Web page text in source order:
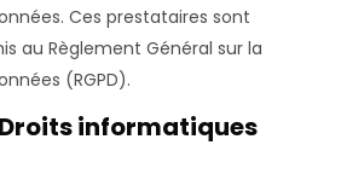
Ces prestataires sont
au Règlement Général sur la
(RGPD).
informatiques